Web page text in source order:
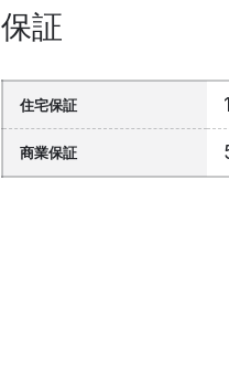
保証
住宅保証
商業保証